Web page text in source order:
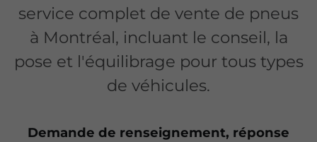
service complet de vente de pneus
à Montréal, incluant le conseil, la
pose et l'équilibrage pour tous types
de véhicules.
Demande de renseignement, réponse